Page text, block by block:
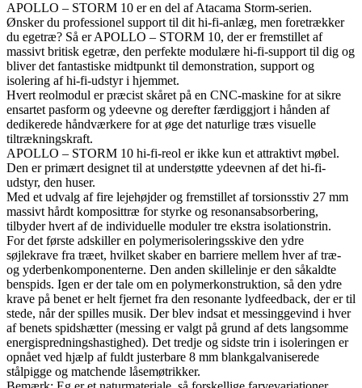
APOLLO – STORM 10 er en del af Atacama Storm-serien.
Ønsker du professionel support til dit hi-fi-anlæg, men foretrækker
du egetræ? Så er APOLLO – STORM 10, der er fremstillet af
massivt britisk egetræ, den perfekte modulære hi-fi-support til dig og
bliver det fantastiske midtpunkt til demonstration, support og
isolering af hi-fi-udstyr i hjemmet.
Hvert reolmodul er præcist skåret på en CNC-maskine for at sikre
ensartet pasform og ydeevne og derefter færdiggjort i hånden af
dedikerede håndværkere for at øge det naturlige træs visuelle
tiltrækningskraft.
APOLLO – STORM 10 hi-fi-reol er ikke kun et attraktivt møbel.
Den er primært designet til at understøtte ydeevnen af det hi-fi-
udstyr, den huser.
Med et udvalg af fire lejehøjder og fremstillet af torsionsstiv 27 mm
massivt hårdt komposittræ for styrke og resonansabsorbering,
tilbyder hvert af de individuelle moduler tre ekstra isolationstrin.
For det første adskiller en polymerisoleringsskive den ydre
søjlekrave fra træet, hvilket skaber en barriere mellem hver af træ-
og yderbenkomponenterne. Den anden skillelinje er den såkaldte
benspids. Igen er der tale om en polymerkonstruktion, så den ydre
krave på benet er helt fjernet fra den resonante lydfeedback, der er til
stede, når der spilles musik. Der blev indsat et messinggevind i hver
af benets spidshætter (messing er valgt på grund af dets langsomme
energispredningshastighed). Det tredje og sidste trin i isoleringen er
opnået ved hjælp af fuldt justerbare 8 mm blankgalvaniserede
stålpigge og matchende låsemøtrikker.